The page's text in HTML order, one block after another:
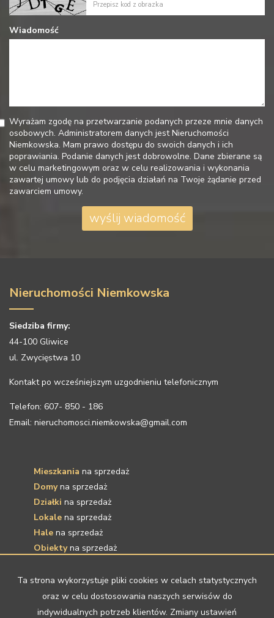
Wiadomość
Wyrażam zgodę na przetwarzanie podanych przeze mnie danych
osobowych. Administratorem danych jest Nieruchomości
Niemkowska. Mam prawo dostępu do swoich danych i ich
poprawiania. Podanie danych jest dobrowolne. Dane zbierane są
w celu marketingowym oraz w celu realizowania i wykonania
zawartej umowy lub do podjęcia działań na Twoje żądanie przed
zawarciem umowy.
Nieruchomości Niemkowska
Siedziba firmy:
44-100 Gliwice
ul. Zwycięstwa 10
Kontakt po wcześniejszym uzgodnieniu telefonicznym
Telefon: 607- 850 - 186
Email: nieruchomosci.niemkowska@gmail.com
Mieszkania na sprzedaż
Domyna sprzedaż
Działki na sprzedaż
Lokale na sprzedaż
Hale na sprzedaż
Obiektyna sprzedaż
Domy na wynajem
Działki na wynajem
Ta strona wykorzystuje pliki cookies w celach statystycznych
oraz w celu dostosowania naszych serwisów do
indywidualnych potrzeb klientów. Zmiany ustawień